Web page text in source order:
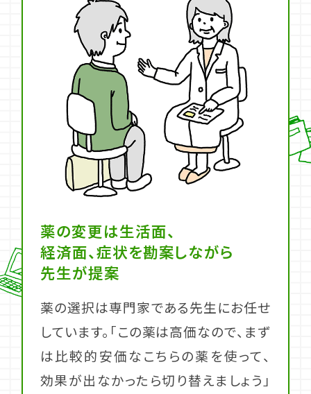
薬の変更は生活面、
経済面、症状を勘案しながら
先生が提案
薬の選択は専門家である先生にお任せ
しています。「この薬は高価なので、まず
は比較的安価なこちらの薬を使って、
効果が出なかったら切り替えましょう」